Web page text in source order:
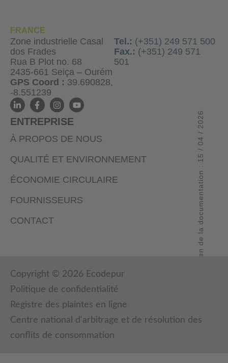
FRANCE
Zone industrielle Casal
dos Frades
Rua B Plot no. 68
2435-661 Seiça – Ourém
GPS Coord : 39.690828,
-8.551239
Tel.: (+351) 249 571 500
Fax.: (+351) 249 571
501
ENTREPRISE
À PROPOS DE NOUS
QUALITÉ ET ENVIRONNEMENT
ÉCONOMIE CIRCULAIRE
FOURNISSEURS
CONTACT
Examen de la documentation : 15 / 04 / 2026
Copyright © 2026 Ecodepur
Politique de confidentialité
Registre des plaintes en ligne
Centre national d'arbitrage et de résolution des
conflits de consommation